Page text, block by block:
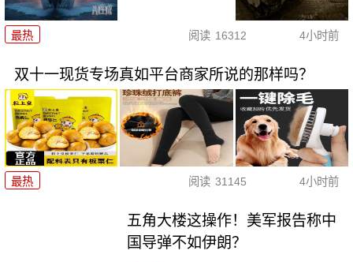
最热 阅读 16312 4小时前
双十一现货专场真如平台商家所说的那样吗？
最热 阅读 31145 4小时前
五角大楼这操作！美军报告称中
国导弹不如伊朗？